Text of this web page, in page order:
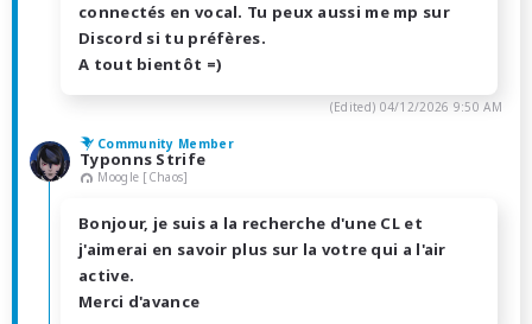
connectés en vocal. Tu peux aussi me mp sur
Discord si tu préfères.
A tout bientôt =)
(Edited) 04/12/2026 9:50 AM
Community Member
Typonns Strife
Moogle [Chaos]
Bonjour, je suis a la recherche d'une CL et
j'aimerai en savoir plus sur la votre qui a l'air
active.
Merci d'avance